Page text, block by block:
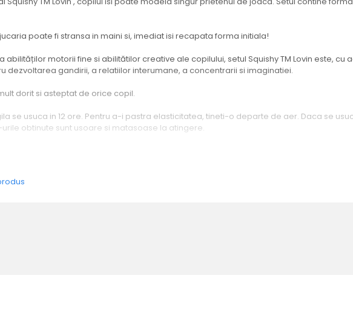
poate fi stransa in maini si, imediat isi recapata forma initiala!
motorii fine si abilitătilor creative ale copilului, setul Squishy TM Lovin este,
dezvoltarea gandirii, a relatiilor interumane, a concentrarii si imaginatiei.
dorit si asteptat de orice copil.
se usuca in 12 ore. Pentru a-i pastra elasticitatea, tineti-o departe de aer. Daca se
obtinute sunt usoare si matasoase la atingere.
cerințelor Regulamentului Tehnic de Siguranță a Jucăriilor EN 71-1,2,3 - CE. Nu